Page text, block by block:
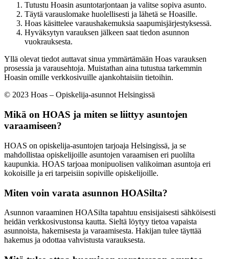
Tutustu Hoasin asuntotarjontaan ja valitse sopiva asunto.
Täytä varauslomake huolellisesti ja lähetä se Hoasille.
Hoas käsittelee varaushakemuksia saapumisjärjestyksessä.
Hyväksytyn varauksen jälkeen saat tiedon asunnon
vuokrauksesta.
Yllä olevat tiedot auttavat sinua ymmärtämään Hoas varauksen
prosessia ja varausehtoja. Muistathan aina tutustua tarkemmin
Hoasin omille verkkosivuille ajankohtaisiin tietoihin.
© 2023 Hoas – Opiskelija-asunnot Helsingissä
Mikä on HOAS ja miten se liittyy asuntojen
varaamiseen?
HOAS on opiskelija-asuntojen tarjoaja Helsingissä, ja se
mahdollistaa opiskelijoille asuntojen varaamisen eri puolilta
kaupunkia. HOAS tarjoaa monipuolisen valikoiman asuntoja eri
kokoisille ja eri tarpeisiin sopiville opiskelijoille.
Miten voin varata asunnon HOASilta?
Asunnon varaaminen HOASilta tapahtuu ensisijaisesti sähköisesti
heidän verkkosivustonsa kautta. Sieltä löytyy tietoa vapaista
asunnoista, hakemisesta ja varaamisesta. Hakijan tulee täyttää
hakemus ja odottaa vahvistusta varauksesta.